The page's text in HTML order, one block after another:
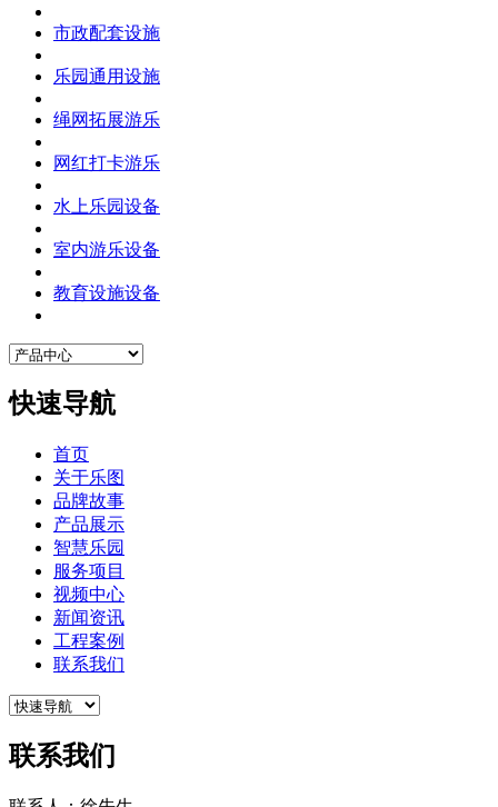
市政配套设施
乐园通用设施
绳网拓展游乐
网红打卡游乐
水上乐园设备
室内游乐设备
教育设施设备
快速导航
首页
关于乐图
品牌故事
产品展示
智慧乐园
服务项目
视频中心
新闻资讯
工程案例
联系我们
联系我们